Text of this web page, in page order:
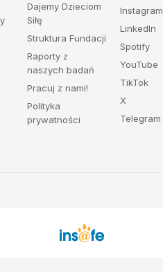
Dajemy Dzieciom
Siłę
Struktura Fundacji
Raporty z
naszych badań
Pracuj z nami!
Polityka
prywatności
Instagram
LinkedIn
Spotify
YouTube
TikTok
X
Telegram